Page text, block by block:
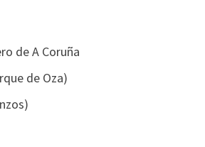
de A Coruña
de Oza)